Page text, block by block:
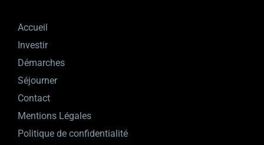
Accueil
Investir
Démarches
Séjourner
Contact
Mentions Légales
Politique de confidentialité